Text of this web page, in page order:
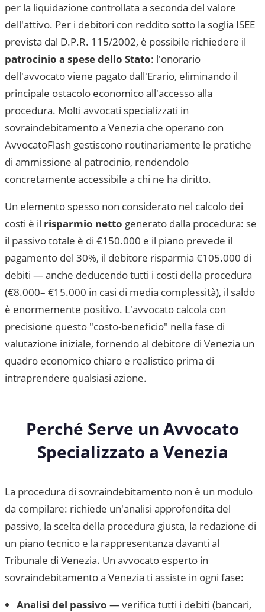
per la liquidazione controllata a seconda del valore
dell'attivo. Per i debitori con reddito sotto la soglia ISEE
prevista dal D.P.R. 115/2002, è possibile richiedere il
patrocinio a spese dello Stato: l'onorario
dell'avvocato viene pagato dall'Erario, eliminando il
principale ostacolo economico all'accesso alla
procedura. Molti avvocati specializzati in
sovraindebitamento a Venezia che operano con
AvvocatoFlash gestiscono routinariamente le pratiche
di ammissione al patrocinio, rendendolo
concretamente accessibile a chi ne ha diritto.
Un elemento spesso non considerato nel calcolo dei
costi è il risparmio netto generato dalla procedura: se
il passivo totale è di €150.000 e il piano prevede il
pagamento del 30%, il debitore risparmia €105.000 di
debiti — anche deducendo tutti i costi della procedura
(€8.000– €15.000 in casi di media complessità), il saldo
è enormemente positivo. L'avvocato calcola con
precisione questo "costo-beneficio" nella fase di
valutazione iniziale, fornendo al debitore di Venezia un
quadro economico chiaro e realistico prima di
intraprendere qualsiasi azione.
Perché Serve un Avvocato
Specializzato a Venezia
La procedura di sovraindebitamento non è un modulo
da compilare: richiede un'analisi approfondita del
passivo, la scelta della procedura giusta, la redazione di
un piano tecnico e la rappresentanza davanti al
Tribunale di Venezia. Un avvocato esperto in
sovraindebitamento a Venezia ti assiste in ogni fase:
Analisi del passivo — verifica tutti i debiti (bancari,